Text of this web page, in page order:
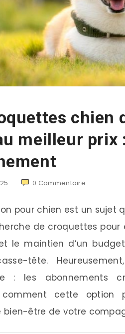
chien
meilleur prix
0 Commentaire
pour chien est un sujet
de croquettes
le maintien d’un
tête.
: les abonnements
comment cette option
bien-être de votre